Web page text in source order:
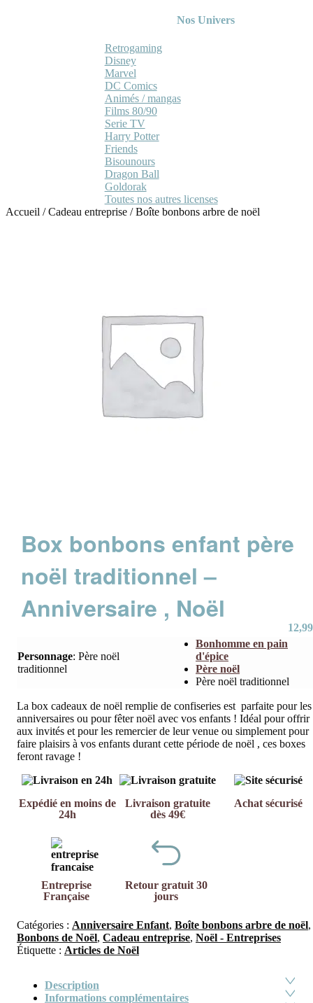
Nos Univers
Retrogaming
Disney
Marvel
DC Comics
Animés / mangas
Films 80/90
Serie TV
Harry Potter
Friends
Bisounours
Dragon Ball
Goldorak
Toutes nos autres licenses
Accueil /Cadeau entreprise /Boîte bonbons arbre de noël
Box bonbons enfant père
noël traditionnel –
Anniversaire , Noël
12,99
La box cadeaux de noël remplie de confiseries est parfaite pour les
anniversaires ou pour fêter noël avec vos enfants ! Idéal pour offrir
aux invités et pour les remercier de leur venue ou simplement pour
faire plaisirs à vos enfants durant cette période de noël , ces boxes
feront ravage !
Personnage: Père noël
traditionnel
Bonhomme en pain
d'épice
Père noël
Père noël traditionnel
Expédié en moins de
24h
Livraison gratuite
dès 49€
Achat sécurisé
Entreprise
Française
Retour gratuit 30
jours
Catégories : Anniversaire Enfant, Boîte bonbons arbre de noël,
Bonbons de Noël, Cadeau entreprise, Noël - Entreprises
Étiquette : Articles de Noël
Description
Informations complémentaires